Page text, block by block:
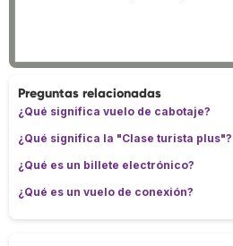
Preguntas relacionadas
¿Qué significa vuelo de cabotaje?
¿Qué significa la "Clase turista plus"?
¿Qué es un billete electrónico?
¿Qué es un vuelo de conexión?